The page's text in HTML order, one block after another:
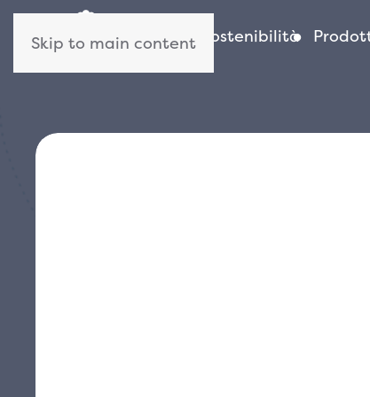
Skip to main content
Azienda Sostenibilità